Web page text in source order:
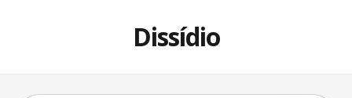
Dissídio